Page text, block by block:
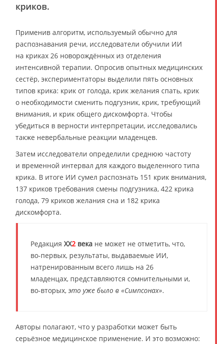
криков.
Применив алгоритм, используемый обычно для
распознавания речи, исследователи обучили ИИ
на криках 26 новорождённых из отделения
интенсивной терапии. Опросив опытных медицинских
сестёр, экспериментаторы выделили пять основных
типов крика: крик от голода, крик желания спать, крик
о необходимости сменить подгузник, крик, требующий
внимания, и крик общего дискомфорта. Чтобы
убедиться в верности интерпретации, исследовались
также невербальные реакции младенцев.
Затем исследователи определили среднюю частоту
и временной интервал для каждого выделенного типа
крика. В итоге ИИ сумел распознать 151 крик внимания,
137 криков требования смены подгузника, 422 крика
голода, 79 криков желания сна и 182 крика
дискомфорта.
Редакция XX2 века не может не отметить, что,
во-первых, результаты, выдаваемые ИИ,
натренированным всего лишь на 26
младенцах, представляются сомнительными и,
во-вторых, это уже было в «Симпсонах».
Авторы полагают, что у разработки может быть
серьёзное медицинское применение. И это возможно: